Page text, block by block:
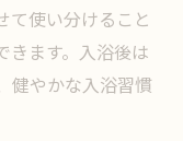
て使い分けること
きます。入浴後は
健やかな入浴習慣